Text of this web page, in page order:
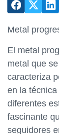
Metal
El metal
metal que
caracteriza
en la
diferentes
fascinante
seguidores